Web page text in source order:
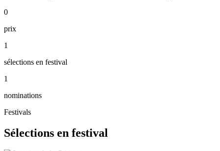
0
prix
1
sélections en festival
1
nominations
Festivals
Sélections en festival